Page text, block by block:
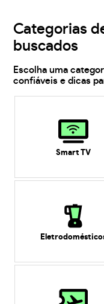
Categorias
buscados
Escolha uma
confiáveis e dicas
Smart TV